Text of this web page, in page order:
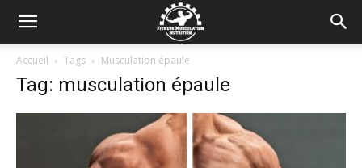
Accueil Tags Musculation épaule
Tag: musculation épaule